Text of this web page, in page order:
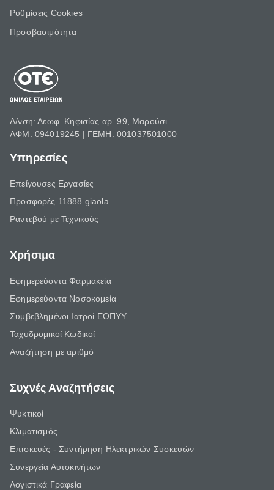
Ρυθμίσεις Cookies
Προσβασιμότητα
Δ/νση: Λεωφ. Κηφισίας αρ. 99, Μαρούσι
ΑΦΜ: 094019245 | ΓΕΜΗ: 001037501000
Υπηρεσίες
Επείγουσες Εργασίες
Προσφορές 11888 giaola
Ραντεβού με Τεχνικούς
Χρήσιμα
Εφημερεύοντα Φαρμακεία
Εφημερεύοντα Νοσοκομεία
Συμβεβλημένοι Ιατροί ΕΟΠΥΥ
Ταχυδρομικοί Κωδικοί
Αναζήτηση με αριθμό
Συχνές Αναζητήσεις
Ψυκτικοί
Κλιματισμός
Επισκευές - Συντήρηση Ηλεκτρικών Συσκευών
Συνεργεία Αυτοκινήτων
Λογιστικά Γραφεία